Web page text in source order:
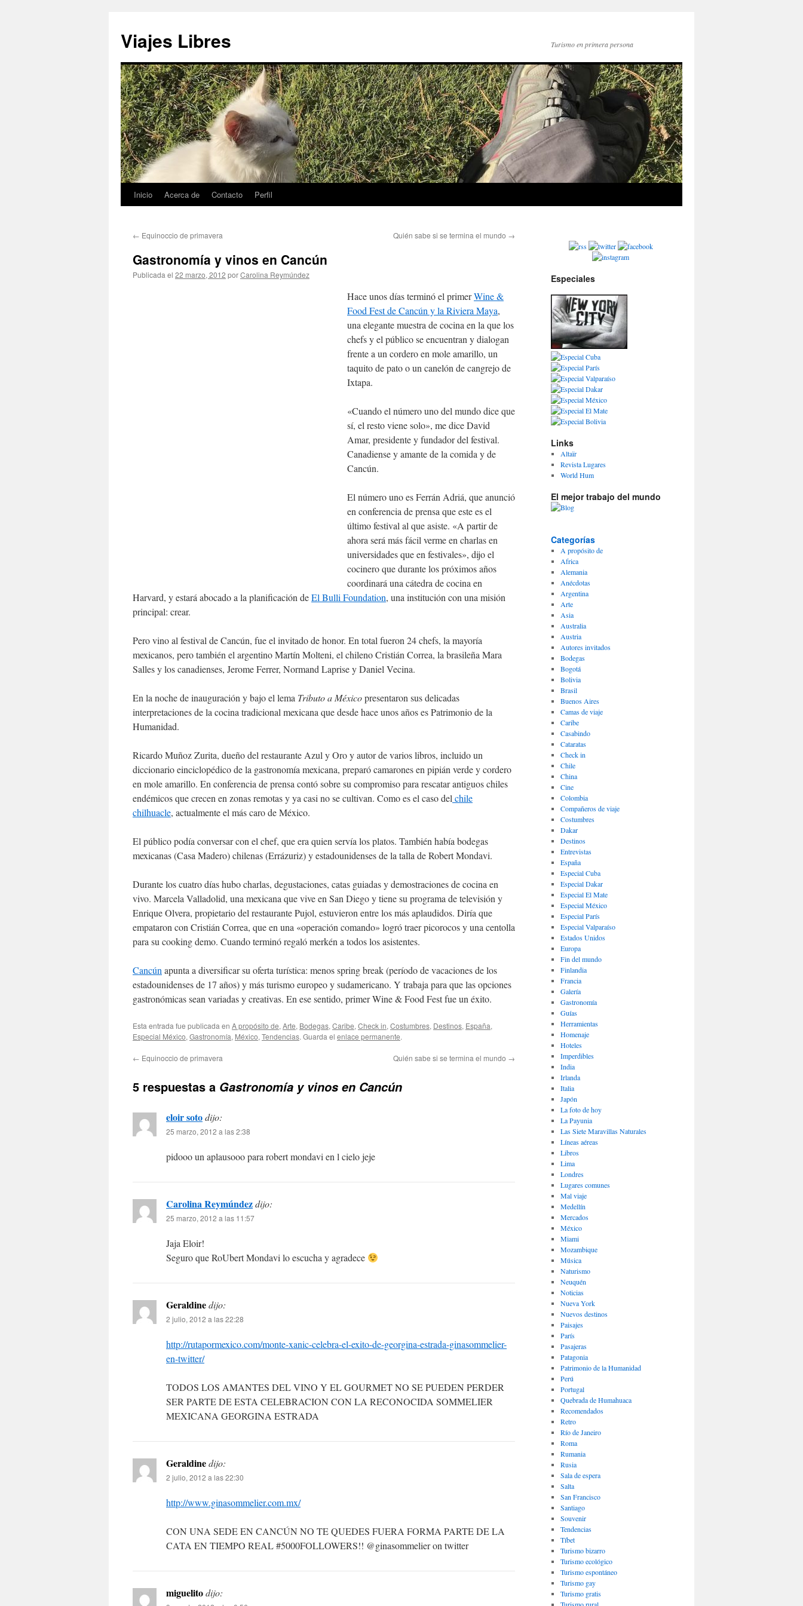
contenido
Viajes Libres Turismo en primera persona
Inicio Acerca de Contacto Perfil
← Equinoccio de primavera Quién sabe si se termina el mundo →
Gastronomía y vinos en Cancún
Publicada el 22 marzo, 2012 porCarolina Reymúndez
Hace unos días terminó el primerWine &
Food Fest de Cancún y la Riviera Maya,
una elegante muestra de cocina en la que los
chefs y el público se encuentran y dialogan
frente a un cordero en mole amarillo, un
taquito de pato o un canelón de cangrejo de
Ixtapa.
«Cuando el número uno del mundo dice que
sí, el resto viene solo», me dice David
Amar, presidente y fundador del festival.
Canadiense y amante de la comida y de
Cancún.
El número uno es Ferrán Adriá, que anunció
en conferencia de prensa que este es el
último festival al que asiste. «A partir de
ahora será más fácil verme en charlas en
universidades que en festivales», dijo el
cocinero que durante los próximos años
coordinará una cátedra de cocina en
Harvard, y estará abocado a la planificación deEl Bulli Foundation, una institución con una misión
principal: crear.
Pero vino al festival de Cancún, fue el invitado de honor. En total fueron 24 chefs, la mayoría
mexicanos, pero también el argentino Martín Molteni, el chileno Cristián Correa, la brasileña Mara
Salles y los canadienses, Jerome Ferrer, Normand Laprise y Daniel Vecina.
En la noche de inauguración y bajo el lema Tributo a Méxicopresentaron sus delicadas
interpretaciones de la cocina tradicional mexicana que desde hace unos años es Patrimonio de la
Humanidad.
Ricardo Muñoz Zurita, dueño del restaurante Azul y Oro y autor de varios libros, incluido un
diccionario einciclopédico de la gastronomía mexicana, preparó camarones en pipián verde y cordero
en mole amarillo. En conferencia de prensa contó sobre su compromiso para rescatar antiguos chiles
endémicos que crecen en zonas remotas y ya casi no se cultivan. Como es el caso del chile
chilhuacle, actualmente el más caro de México.
El público podía conversar con el chef, que era quien servía los platos. También había bodegas
mexicanas (Casa Madero) chilenas (Errázuriz) y estadounidenses de la talla de Robert Mondavi.
Durante los cuatro días hubo charlas, degustaciones, catas guiadas y demostraciones de cocina en
vivo. Marcela Valladolid, una mexicana que vive en San Diego y tiene su programa de televisión y
Enrique Olvera, propietario del restaurante Pujol, estuvieron entre los más aplaudidos. Diría que
empataron con Cristián Correa, que en una «operación comando» logró traer picorocos y una centolla
para su cooking demo. Cuando terminó regaló merkén a todos los asistentes.
Cancún apunta a diversificar su oferta turística: menos spring break (período de vacaciones de los
estadounidenses de 17 años) y más turismo europeo y sudamericano. Y trabaja para que las opciones
gastronómicas sean variadas y creativas. En ese sentido, primer Wine & Food Fest fue un éxito.
Esta entrada fue publicada en A propósito de, Arte, Bodegas, Caribe, Check in, Costumbres, Destinos, España,
Especial México, Gastronomí­a, México, Tendencias. Guarda el enlace permanente.
← Equinoccio de primavera Quién sabe si se termina el mundo →
5 respuestas a Gastronomía y vinos en Cancún
eloir sotodijo:
25 marzo, 2012 a las 2:38
pidooo un aplausooo para robert mondavi en l cielo jeje
Carolina Reymúndezdijo:
25 marzo, 2012 a las 11:57
Jaja Eloir!
Seguro que RoUbert Mondavi lo escucha y agradece
Geraldinedijo:
2 julio, 2012 a las 22:28
http://rutapormexico.com/monte-xanic-celebra-el-exito-de-georgina-estrada-ginasommelier-
en-twitter/
TODOS LOS AMANTES DEL VINO Y EL GOURMET NO SE PUEDEN PERDER
SER PARTE DE ESTA CELEBRACION CON LA RECONOCIDA SOMMELIER
MEXICANA GEORGINA ESTRADA
Geraldinedijo:
2 julio, 2012 a las 22:30
http://www.ginasommelier.com.mx/
CON UNA SEDE EN CANCÚN NO TE QUEDES FUERA FORMA PARTE DE LA
CATA EN TIEMPO REAL #5000FOLLOWERS!! @ginasommelier on twitter
miguelitodijo:
Especiales
Links
Altaïr
Revista Lugares
World Hum
El mejor trabajo del mundo
Categorías
A propósito de
Africa
Alemania
Anécdotas
Argentina
Arte
Asia
Australia
Austria
Autores invitados
Bodegas
Bogotá
Bolivia
Brasil
Buenos Aires
Camas de viaje
Caribe
Casabindo
Cataratas
Check in
Chile
China
Cine
Colombia
Compañeros de viaje
Costumbres
Dakar
Destinos
Entrevistas
España
Especial Cuba
Especial Dakar
Especial El Mate
Especial México
Especial París
Especial Valparaíso
Estados Unidos
Europa
Fin del mundo
Finlandia
Francia
Galería
Gastronomí­a
Guías
Herramientas
Homenaje
Hoteles
Imperdibles
India
Irlanda
Italia
Japón
La foto de hoy
La Payunia
Las Siete Maravillas Naturales
Lí­neas aéreas
Libros
Lima
Londres
Lugares comunes
Mal viaje
Medellín
Mercados
México
Miami
Mozambique
Música
Naturismo
Neuquén
Noticias
Nueva York
Nuevos destinos
Paisajes
Parí­s
Pasajeras
Patagonia
Patrimonio de la Humanidad
Perú
Portugal
Quebrada de Humahuaca
Recomendados
Retro
Río de Janeiro
Roma
Rumania
Rusia
Sala de espera
Salta
San Francisco
Santiago
Souvenir
Tendencias
Tíbet
Turismo bizarro
Turismo ecológico
Turismo espontáneo
Turismo gay
Turismo gratis